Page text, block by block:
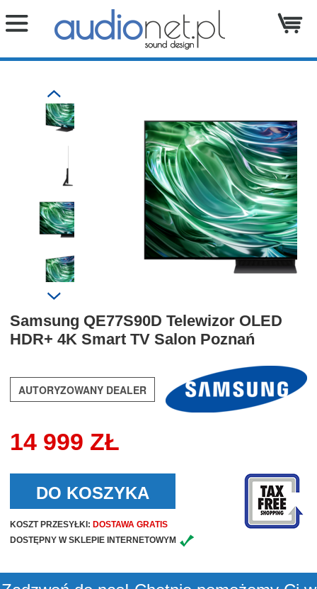
Samsung QE77S90D Telewizor OLED
HDR+ 4K Smart TV Salon Poznań
AUTORYZOWANY DEALER
14 999 ZŁ
DO KOSZYKA
KOSZT PRZESYŁKI: DOSTAWA GRATIS
DOSTĘPNY W SKLEPIE INTERNETOWYM